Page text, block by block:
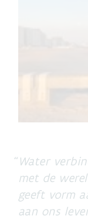
Water
met de
geeft vorm
aan ons